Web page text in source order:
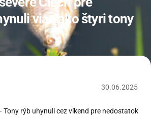
viac ako štyri tony
30.06.2025
Tony rýb uhynuli cez víkend pre nedostatok